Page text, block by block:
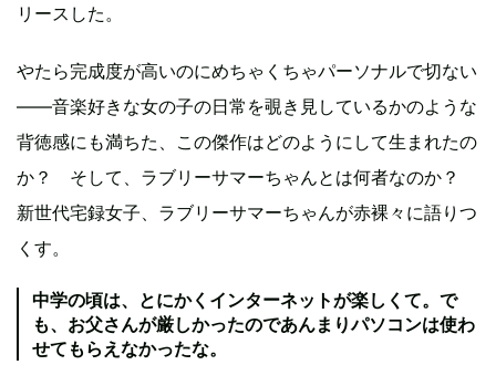
リースした。
やたら完成度が高いのにめちゃくちゃパーソナルで切ない
――音楽好きな女の子の日常を覗き見しているかのような
背徳感にも満ちた、この傑作はどのようにして生まれたの
か？ そして、ラブリーサマーちゃんとは何者なのか？
新世代宅録女子、ラブリーサマーちゃんが赤裸々に語りつ
くす。
中学の頃は、とにかくインターネットが楽しくて。で
も、お父さんが厳しかったのであんまりパソコンは使わ
せてもらえなかったな。